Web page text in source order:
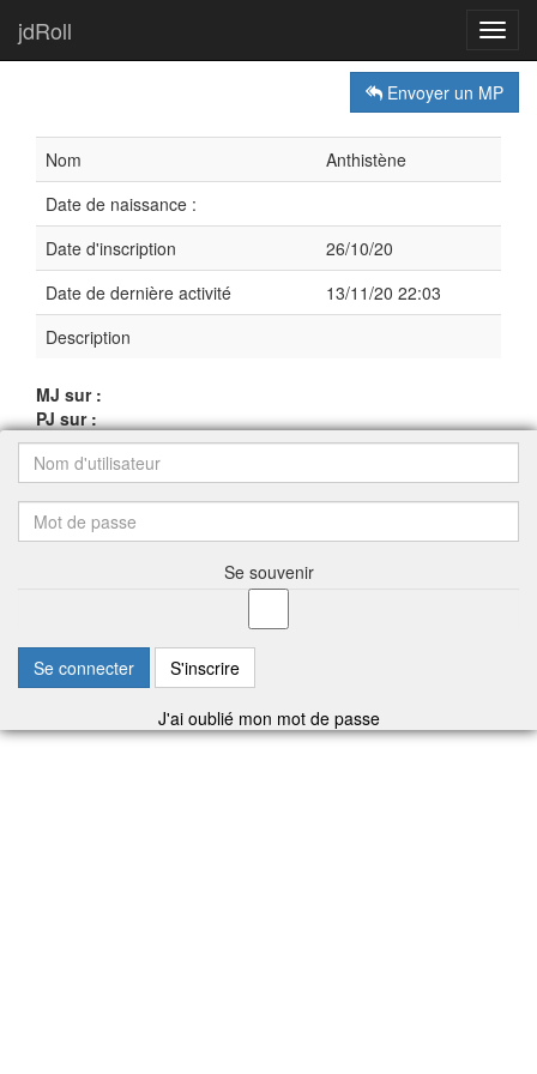
jdRoll
Envoyer un MP
Nom
Anthistène
Date de naissance :
Date d'inscription
26/10/20
Date de dernière activité
13/11/20 22:03
Description
MJ sur :
PJ sur :
Se souvenir
Se connecter S'inscrire
J'ai oublié mon mot de passe